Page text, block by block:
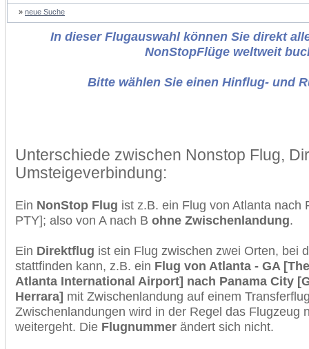
» neue Suche
In dieser Flugauswahl können Sie direkt
NonStopFlüge weltweit
Bitte wählen Sie einen Hinflug- und
Unterschiede zwischen Nonstop Flug,
Umsteigeverbindung:
Ein NonStop Flug ist z.B. ein Flug von Atlanta nach
PTY]; also von A nach B ohne Zwischenlandung.
Ein Direktflug ist ein Flug zwischen zwei Orten, bei
stattfinden kann, z.B. ein Flug von Atlanta - GA
Atlanta International Airport] nach Panama City
Herrara] mit Zwischenlandung auf einem
Zwischenlandungen wird in der Regel das Flugzeug
weitergeht. Die Flugnummer ändert sich nicht.